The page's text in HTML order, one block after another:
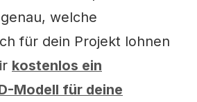
welche
für dein Projekt lohnen
kostenlos ein
Modell für deine